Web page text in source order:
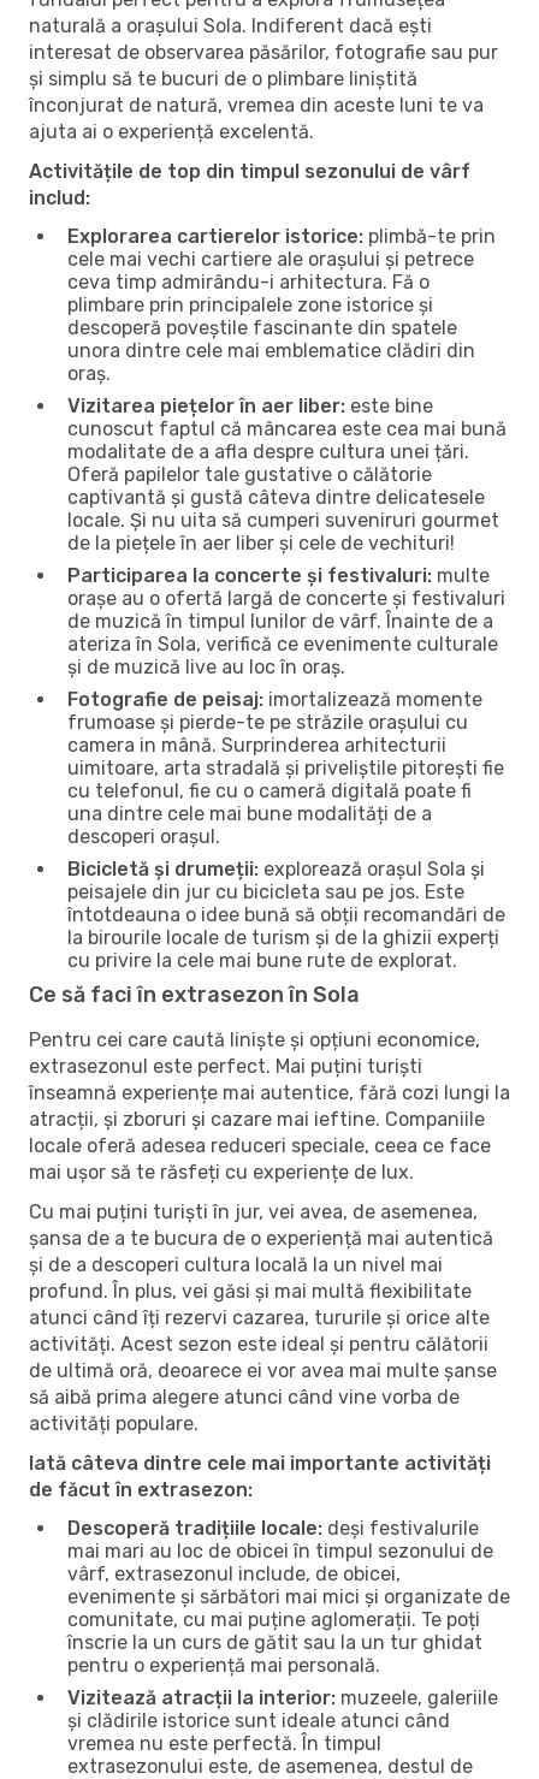
naturală a orașului Sola. Indiferent dacă ești
interesat de observarea păsărilor, fotografie sau pur
și simplu să te bucuri de o plimbare liniștită
înconjurat de natură, vremea din aceste luni te va
ajuta ai o experiență excelentă.
Activitățile de top din timpul sezonului de vârf
includ:
Explorarea cartierelor istorice: plimbă-te prin
cele mai vechi cartiere ale orașului și petrece
ceva timp admirându-i arhitectura. Fă o
plimbare prin principalele zone istorice și
descoperă poveștile fascinante din spatele
unora dintre cele mai emblematice clădiri din
oraș.
Vizitarea piețelor în aer liber: este bine
cunoscut faptul că mâncarea este cea mai bună
modalitate de a afla despre cultura unei țări.
Oferă papilelor tale gustative o călătorie
captivantă și gustă câteva dintre delicatesele
locale. Și nu uita să cumperi suveniruri gourmet
de la piețele în aer liber și cele de vechituri!
Participarea la concerte și festivaluri: multe
orașe au o ofertă largă de concerte și festivaluri
de muzică în timpul lunilor de vârf. Înainte de a
ateriza în Sola, verifică ce evenimente culturale
și de muzică live au loc în oraș.
Fotografie de peisaj: imortalizează momente
frumoase și pierde-te pe străzile orașului cu
camera in mână. Surprinderea arhitecturii
uimitoare, arta stradală și priveliștile pitorești fie
cu telefonul, fie cu o cameră digitală poate fi
una dintre cele mai bune modalități de a
descoperi orașul.
Bicicletă și drumeții: explorează orașul Sola și
peisajele din jur cu bicicleta sau pe jos. Este
întotdeauna o idee bună să obții recomandări de
la birourile locale de turism și de la ghizii experți
cu privire la cele mai bune rute de explorat.
Ce să faci în extrasezon în Sola
Pentru cei care caută liniște și opțiuni economice,
extrasezonul este perfect. Mai puțini turiști
înseamnă experiențe mai autentice, fără cozi lungi la
atracții, și zboruri și cazare mai ieftine. Companiile
locale oferă adesea reduceri speciale, ceea ce face
mai ușor să te răsfeți cu experiențe de lux.
Cu mai puțini turiști în jur, vei avea, de asemenea,
șansa de a te bucura de o experiență mai autentică
și de a descoperi cultura locală la un nivel mai
profund. În plus, vei găsi și mai multă flexibilitate
atunci când îți rezervi cazarea, tururile și orice alte
activități. Acest sezon este ideal și pentru călătorii
de ultimă oră, deoarece ei vor avea mai multe șanse
să aibă prima alegere atunci când vine vorba de
activități populare.
Iată câteva dintre cele mai importante activități
de făcut în extrasezon:
Descoperă tradițiile locale: deși festivalurile
mai mari au loc de obicei în timpul sezonului de
vârf, extrasezonul include, de obicei,
evenimente și sărbători mai mici și organizate de
comunitate, cu mai puține aglomerații. Te poți
înscrie la un curs de gătit sau la un tur ghidat
pentru o experiență mai personală.
Vizitează atracții la interior: muzeele, galeriile
și clădirile istorice sunt ideale atunci când
vremea nu este perfectă. În timpul
extrasezonului este, de asemenea, destul de